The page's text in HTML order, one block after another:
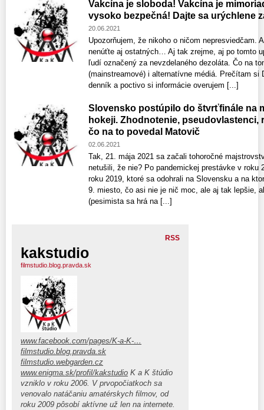
Vakcína je sloboda! Vakcína je
vysoko bezpečná! Dajte sa urýchlene
20.06.2021
Upozorňujem, že nikoho o ničom nepresviedčam.
nenúťte aj ostatných… Aj tak zrejme, aj po tomto
ľudí označený za nevzdelaného dezoláta. Čo na
(mainstreamové) i alternatívne médiá. Prečítam si
denník a poctivo si informácie overujem [...]
Slovensko postúpilo do štvrťfinále na
hokeji. Zhodnotenie, pseudovlastenci,
čo na to povedal Matovič
02.06.2021
Tak, 21. mája 2021 sa začali tohoročné
netušili, že nie? Po pandemickej prestávke v roku
roku 2019, ktoré sa odohrali na Slovensku a na
9. miesto, čo asi nie je nič moc, ale aj tak lepšie,
(pesimista sa hrá na [...]
RSS
kakstudio
filmstudio.blog.pravda.sk
www.facebook.com/pages/K-a-K-…
filmstudio.blog.pravda.sk
filmstudio.webgarden.cz
www.enigma.sk/profil/kakstudio K a K štúdio
vzniklo v roku 2006. V prvopočiatkoch sa
venovalo natáčaniu amatérskych filmov, od
roku 2009 pôsobí aktívne už len na internete.